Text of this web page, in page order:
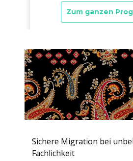
Sichere Migration bei
Fachlichkeit